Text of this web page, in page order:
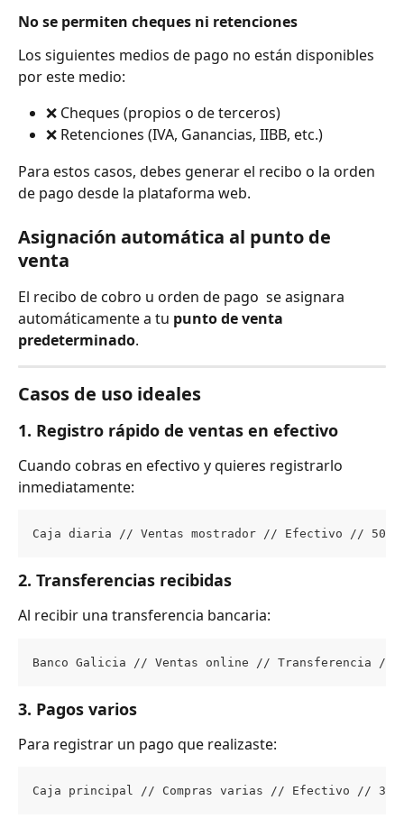
No se permiten cheques ni retenciones
Los siguientes medios de pago no están disponibles
por este medio:
❌ Cheques (propios o de terceros)
❌ Retenciones (IVA, Ganancias, IIBB, etc.)
Para estos casos, debes generar el recibo o la orden
de pago desde la plataforma web.
Asignación automática al punto de
venta
El recibo de cobro u orden de pago  se asignara
automáticamente a tu punto de venta
predeterminado.
Casos de uso ideales
1. Registro rápido de ventas en efectivo
Cuando cobras en efectivo y quieres registrarlo
inmediatamente:
Caja diaria // Ventas mostrador // Efectivo // 5000
2. Transferencias recibidas
Al recibir una transferencia bancaria:
Banco Galicia // Ventas online // Transferencia //
3. Pagos varios
Para registrar un pago que realizaste:
Caja principal // Compras varias // Efectivo // 3000